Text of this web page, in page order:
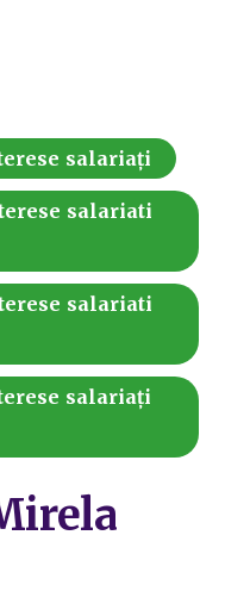
salariați
salariati
salariati
salariați